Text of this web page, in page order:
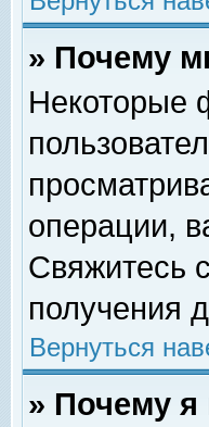
» Почему
Некоторые
операции,
Свяжитесь
получения
Вернуться
» Почему я